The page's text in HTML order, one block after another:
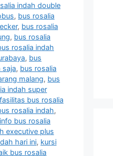
indah double
, bus rosalia
, bus rosalia
, bus rosalia
rosalia indah
, bus
saja, bus rosalia
malang, bus
indah super
fasilitas bus rosalia
rosalia indah,
info bus rosalia
executive plus
hari ini, kursi
bus rosalia